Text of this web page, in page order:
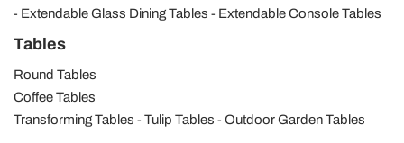
Extendable Glass Dining Tables
Extendable Console Tables
Tables
Round Tables
Coffee Tables
Transforming Tables
Tulip Tables Outdoor Garden Tables